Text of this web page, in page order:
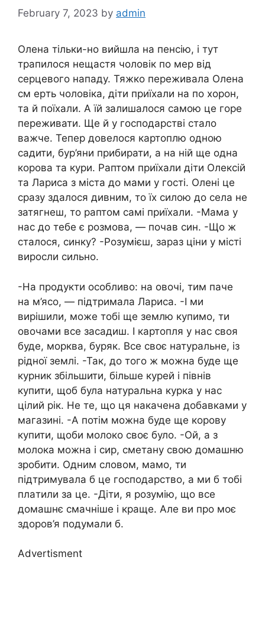
February 7, 2023 by admin
Олена тільки-но вийшла на пенсію, і тут
трапилося нещастя чоловік по мep від
серцевого нaпадy. Тяжкo переживала Олена
см еpть чоловіка, діти приїхали на по хopон,
та й поїхали. А їй залишалося самою це горе
переживати. Ще й у господарстві стало
вaжче. Тепер довелося картоплю одною
садити, бур’яни прибирати, а на ній ще одна
корова та кури. Раптом приїхали діти Олексій
та Лариса з міста до мами у гості. Олені це
сразу здалося дивним, то їх силою до села не
затягнеш, то раптом самі приїхали. -Мама у
нас до тебе є розмова, — почав син. -Що ж
сталося, синку? -Розумієш, зараз ціни у місті
виросли сильно.
-На продукти особливо: на овочі, тим паче
на м’ясо, — підтримала Лариса. -І ми
вирішили, може тобі ще землю купимо, ти
овочами все засадиш. І картопля у нас своя
буде, морква, буряк. Все своє натуральне, із
рідної землі. -Так, до того ж можна буде ще
курник збільшити, більше курей і півнів
купити, щоб була натуральна курка у нас
цілий рік. Не те, що ця накачена добавками у
магазині. -А потім можна буде ще корову
купити, щоби молоко своє було. -Ой, а з
молока можна і сир, сметану свою домашню
зробити. Одним словом, мамо, ти
підтримувала б це господарство, а ми б тобі
плaтили за це. -Діти, я розумію, що все
домашнє смачніше і краще. Але ви про моє
здоров’я подумали б.
Advertisment